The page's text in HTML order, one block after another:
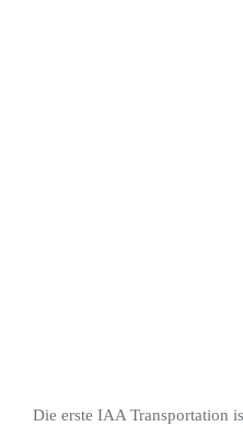
Die erste IAA Transportation